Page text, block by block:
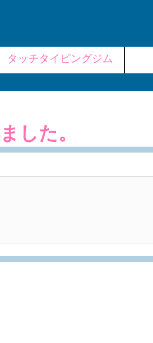
タッチタイピングジム
した。